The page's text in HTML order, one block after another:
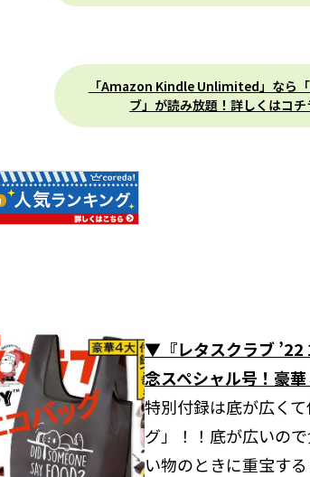
「Amazon Kindle Unlimited」なら
ブ」が読み放題！詳しくはコチ
▼『レタスクラブ ’22
念スペシャル号！豪
特別付録は底が広く
グ」！！底が広いの
い物のときに重宝す